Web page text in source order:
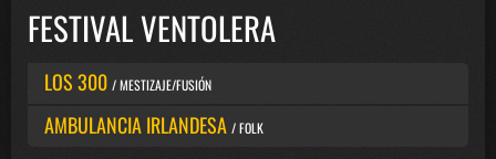
FESTIVAL VENTOLERA
LOS 300 / MESTIZAJE/FUSIÓN
AMBULANCIA IRLANDESA / FOLK